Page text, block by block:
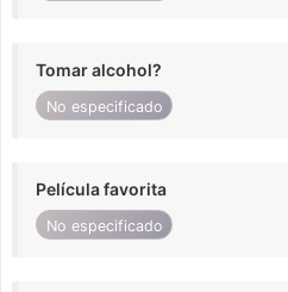
Tomar alcohol?
No especificado
Película favorita
No especificado